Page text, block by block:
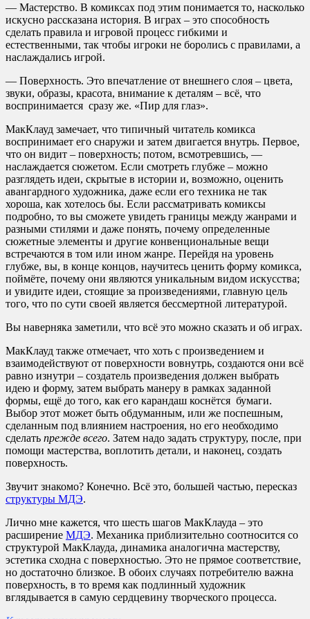
— Мастерство. В комиксах под этим понимается то, насколько
искусно рассказана история. В играх – это способность
сделать правила и игровой процесс гибкими и
естественными, так чтобы игроки не боролись с правилами, а
наслаждались игрой.
— Поверхность. Это впечатление от внешнего слоя – цвета,
звуки, образы, красота, внимание к деталям – всё, что
воспринимается сразу же. «Пир для глаз».
МакКлауд замечает, что типичный читатель комикса
воспринимает его снаружи и затем двигается внутрь. Первое,
что он видит – поверхность; потом, всмотревшись, —
наслаждается сюжетом. Если смотреть глубже – можно
разглядеть идеи, скрытые в истории и, возможно, оценить
авангардного художника, даже если его техника не так
хороша, как хотелось бы. Если рассматривать комиксы
подробно, то вы сможете увидеть границы между жанрами и
разными стилями и даже понять, почему определенные
сюжетные элементы и другие конвенциональные вещи
встречаются в том или ином жанре. Перейдя на уровень
глубже, вы, в конце концов, научитесь ценить форму комикса,
поймёте, почему они являются уникальным видом искусства;
и увидите идеи, стоящие за произведениями, главную цель
того, что по сути своей является бессмертной литературой.
Вы наверняка заметили, что всё это можно сказать и об играх.
МакКлауд также отмечает, что хоть с произведением и
взаимодействуют от поверхности вовнутрь, создаются они всё
равно изнутри – создатель произведения должен выбрать
идею и форму, затем выбрать манеру в рамках заданной
формы, ещё до того, как его карандаш коснётся бумаги.
Выбор этот может быть обдуманным, или же поспешным,
сделанным под влиянием настроения, но его необходимо
сделать прежде всего. Затем надо задать структуру, после, при
помощи мастерства, воплотить детали, и наконец, создать
поверхность.
Звучит знакомо? Конечно. Всё это, большей частью, пересказ
структуры МДЭ.
Лично мне кажется, что шесть шагов МакКлауда – это
расширение МДЭ. Механика приблизительно соотносится со
структурой МакКлауда, динамика аналогична мастерству,
эстетика сходна с поверхностью. Это не прямое соответствие,
но достаточно близкое. В обоих случаях потребителю важна
поверхность, в то время как подлинный художник
вглядывается в самую сердцевину творческого процесса.